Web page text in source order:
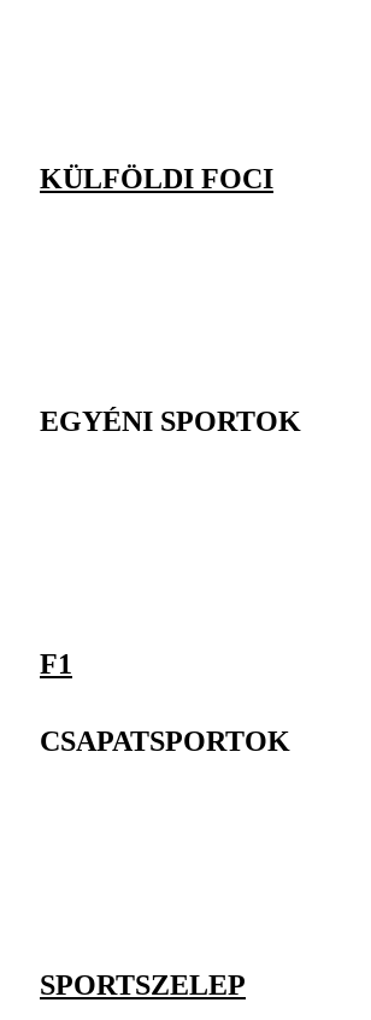
KÜLFÖLDI FOCI
EGYÉNI SPORTOK
F1
CSAPATSPORTOK
SPORTSZELEP